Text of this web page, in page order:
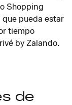
Shopping
pueda estar
tiempo
by Zalando.
de